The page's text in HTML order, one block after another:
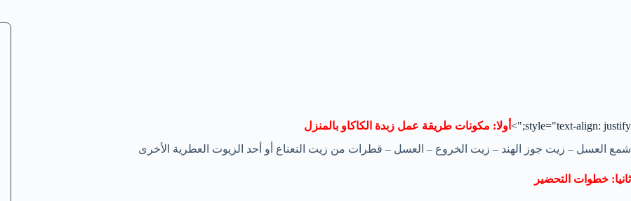
style="text-align: justify;">
أولا: مكونات طريقة عمل زبدة الكاكاو بالمنزل
شمع العسل – زيت جوز الهند – زيت الخروع – العسل – قطرات من زيت النعناع أو أحد الزيوت العطرية الأخرى
ثانيا: خطوات التحضير